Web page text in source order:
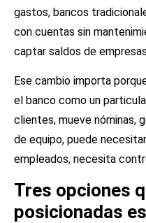
gastos, bancos
con cuentas sin
captar saldos de
Ese cambio importa
el banco como un
clientes, mueve nóminas,
de equipo, puede
empleados, necesita
Tres opciones
posicionadas